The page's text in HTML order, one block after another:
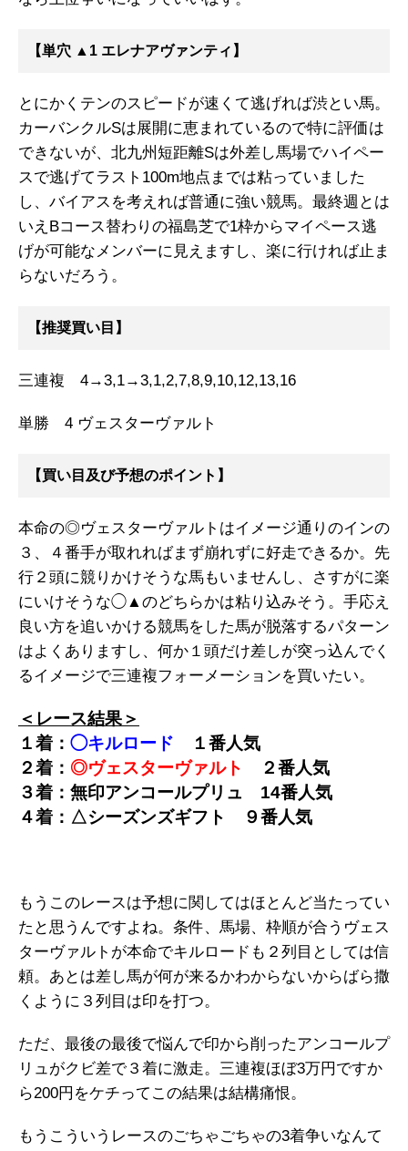
【単穴 ▲1 エレナアヴァンティ】
とにかくテンのスピードが速くて逃げれば渋とい馬。
カーバンクルSは展開に恵まれているので特に評価は
できないが、北九州短距離Sは外差し馬場でハイペー
スで逃げてラスト100m地点までは粘っていました
し、バイアスを考えれば普通に強い競馬。最終週とは
いえBコース替わりの福島芝で1枠からマイペース逃
げが可能なメンバーに見えますし、楽に行ければ止ま
らないだろう。
【推奨買い目】
三連複 4→3,1→3,1,2,7,8,9,10,12,13,16
単勝 4 ヴェスターヴァルト
【買い目及び予想のポイント】
本命の◎ヴェスターヴァルトはイメージ通りのインの
３、４番手が取れればまず崩れずに好走できるか。先
行２頭に競りかけそうな馬もいませんし、さすがに楽
にいけそうな◯▲のどちらかは粘り込みそう。手応え
良い方を追いかける競馬をした馬が脱落するパターン
はよくありますし、何か１頭だけ差しが突っ込んでく
るイメージで三連複フォーメーションを買いたい。
＜レース結果＞
１着： ◯キルロード １番人気
２着： ◎ヴェスターヴァルト ２番人気
３着：無印アンコールプリュ 14番人気
４着：△シーズンズギフト
９番人気
もうこのレースは予想に関してはほとんど当たってい
たと思うんですよね。条件、馬場、枠順が合うヴェス
ターヴァルトが本命でキルロードも２列目としては信
頼。あとは差し馬が何が来るかわからないからばら撒
くように３列目は印を打つ。
ただ、最後の最後で悩んで印から削ったアンコールプ
リュがクビ差で３着に激走。三連複ほぼ3万円ですか
ら200円をケチってこの結果は結構痛恨。
もうこういうレースのごちゃごちゃの3着争いなんて